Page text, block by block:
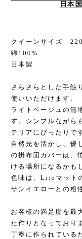
日本
クイーンサイズ
綿100%
日本製
さらさらとした手触
使いいただけます。
ライトベージュの無
す。シンプルながら
テリアにぴったりで
自然光を活かし、優
の掛布団カバーは、
ける場所になるかも
色味は、Litoマット
サンイエローとの相
お客様の満足度を最
た作りとなっており
丁寧に作られている